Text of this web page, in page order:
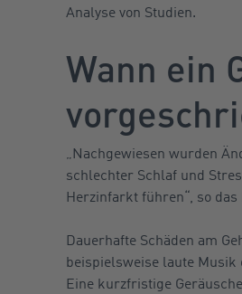
Analyse von Studien.
Wann ein
„Nachgewiesen wurden
schlechter Schlaf und
Herzinfarkt führen“, so
Dauerhafte Schäden am
beispielsweise laute
Eine kurzfristige